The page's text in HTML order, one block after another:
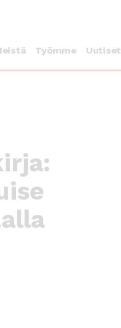
Työmme Uutiset